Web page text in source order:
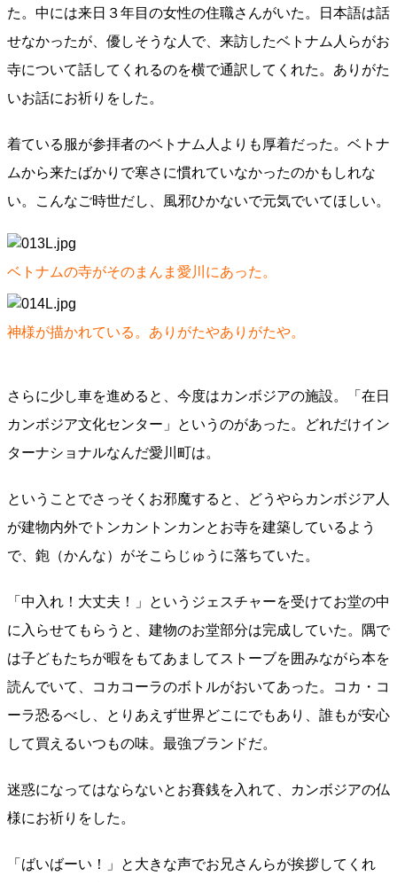
た。中には来日３年目の女性の住職さんがいた。日本語は話
せなかったが、優しそうな人で、来訪したベトナム人らがお
寺について話してくれるのを横で通訳してくれた。ありがた
いお話にお祈りをした。
着ている服が参拝者のベトナム人よりも厚着だった。ベトナ
ムから来たばかりで寒さに慣れていなかったのかもしれな
い。こんなご時世だし、風邪ひかないで元気でいてほしい。
ベトナムの寺がそのまんま愛川にあった。
神様が描かれている。ありがたやありがたや。
さらに少し車を進めると、今度はカンボジアの施設。「在日
カンボジア文化センター」というのがあった。どれだけイン
ターナショナルなんだ愛川町は。
ということでさっそくお邪魔すると、どうやらカンボジア人
が建物内外でトンカントンカンとお寺を建築しているよう
で、鉋（かんな）がそこらじゅうに落ちていた。
「中入れ！大丈夫！」というジェスチャーを受けてお堂の中
に入らせてもらうと、建物のお堂部分は完成していた。隅で
は子どもたちが暇をもてあましてストーブを囲みながら本を
読んでいて、コカコーラのボトルがおいてあった。コカ・コ
ーラ恐るべし、とりあえず世界どこにでもあり、誰もが安心
して買えるいつもの味。最強ブランドだ。
迷惑になってはならないとお賽銭を入れて、カンボジアの仏
様にお祈りをした。
「ばいばーい！」と大きな声でお兄さんらが挨拶してくれ